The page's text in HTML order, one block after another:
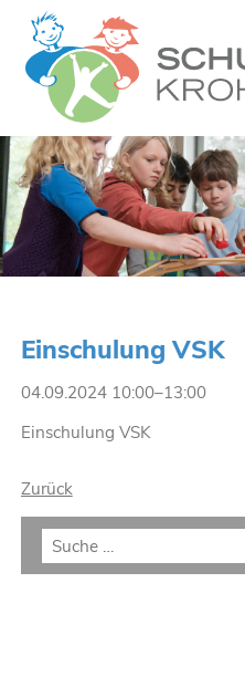
Einschulung VSK
04.09.2024 10:00–13:00
Einschulung VSK
Zurück